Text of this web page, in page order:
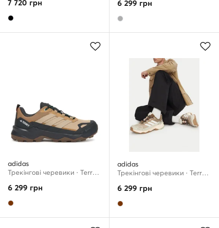
7 720 грн 6 299 грн
adidas
Трекінгові черевики · Terrex Skychaser AX5 GORE-TEX JH7801 · Коричневий
6 299 грн
adidas
Трекінгові черевики · Terrex Skychaser Ax5 Gore-Tex JR3979 · Коричневий
6 299 грн